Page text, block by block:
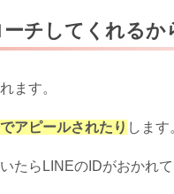
チしてくれるか
ます。
アピールされたり します
たらLINEのIDがおかれ